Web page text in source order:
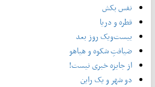
نفس بکش
قطره و دریا
بیست‌ویک روز بعد
ضیافتِ شکوه و هیاهو
از جایزه خبری نیست!
دو شهر و یک راین